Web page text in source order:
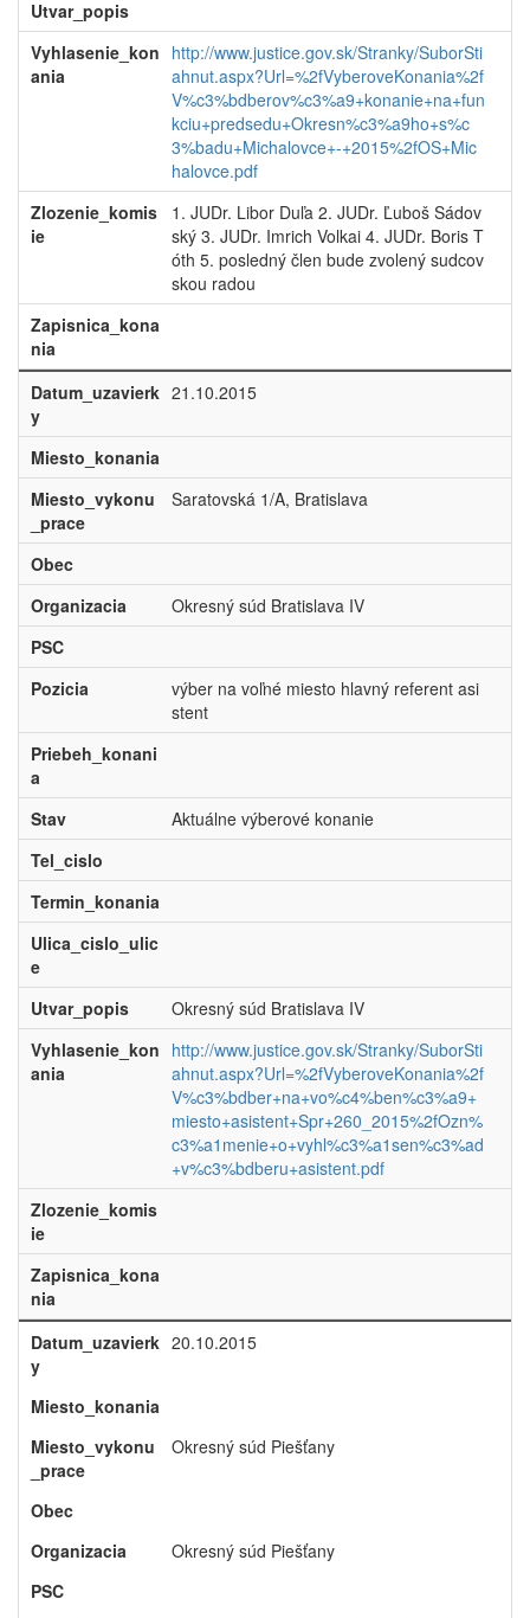
Utvar_popis
Vyhlasenie_kon
ania
http://www.justice.gov.sk/Stranky/SuborSti
ahnut.aspx?Url=%2fVyberoveKonania%2f
V%c3%bdberov%c3%a9+konanie+na+fun
kciu+predsedu+Okresn%c3%a9ho+s%c
3%badu+Michalovce+-+2015%2fOS+Mic
halovce.pdf
Zlozenie_komis
ie
1. JUDr. Libor Duľa 2. JUDr. Ľuboš Sádov
ský 3. JUDr. Imrich Volkai 4. JUDr. Boris T
óth 5. posledný člen bude zvolený sudcov
skou radou
Zapisnica_kona
nia
Datum_uzavierk
y
21.10.2015
Miesto_konania
Miesto_vykonu
_prace
Saratovská 1/A, Bratislava
Obec
Organizacia
Okresný súd Bratislava IV
PSC
Pozicia
výber na voľné miesto hlavný referent asi
stent
Priebeh_konani
a
Stav
Aktuálne výberové konanie
Tel_cislo
Termin_konania
Ulica_cislo_ulic
e
Utvar_popis
Okresný súd Bratislava IV
Vyhlasenie_kon
ania
http://www.justice.gov.sk/Stranky/SuborSti
ahnut.aspx?Url=%2fVyberoveKonania%2f
V%c3%bdber+na+vo%c4%ben%c3%a9+
miesto+asistent+Spr+260_2015%2fOzn%
c3%a1menie+o+vyhl%c3%a1sen%c3%ad
+v%c3%bdberu+asistent.pdf
Zlozenie_komis
ie
Zapisnica_kona
nia
Datum_uzavierk
y
20.10.2015
Miesto_konania
Miesto_vykonu
_prace
Okresný súd Piešťany
Obec
Organizacia
Okresný súd Piešťany
PSC